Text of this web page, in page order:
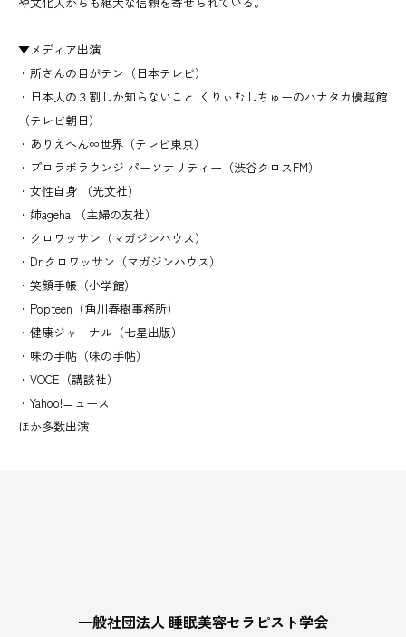
▼メディア出演
・所さんの目がテン（日本テレビ）
・日本人の３割しか知らないこと くりぃむしちゅーのハナタカ優越館
（テレビ朝日）
・ありえへん∞世界（テレビ東京）
・プロラボラウンジ パーソナリティー（渋谷クロスFM）
・女性自身 （光文社）
・姉ageha （主婦の友社）
・クロワッサン（マガジンハウス）
・Dr.クロワッサン（マガジンハウス）
・笑顔手帳（小学館）
・Popteen（角川春樹事務所）
・健康ジャーナル（七星出版）
・味の手帖（味の手帖）
・VOCE（講談社）
・Yahoo!ニュース
ほか多数出演
一般社団法人 睡眠美容セラピスト学会